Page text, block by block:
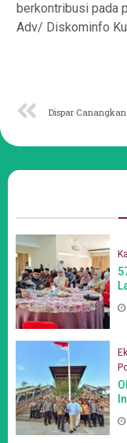
berkontribusi pada
Adv/ Diskominfo